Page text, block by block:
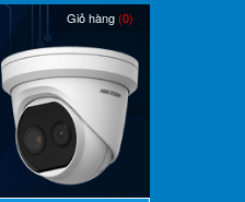
Giỏ hàng(0)